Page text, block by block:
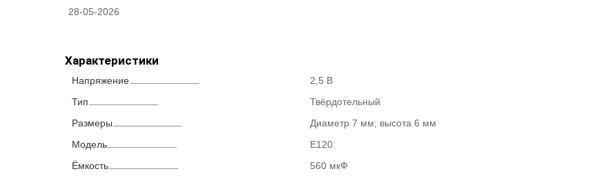
28-05-2026
Характеристики
Напряжение
2,5 В
Тип
Твёрдотельный
Размеры
Диаметр 7 мм; высота 6 мм
Модель
E120
Ёмкость
560 мкФ